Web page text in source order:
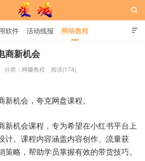

软件 活动线报 网络教程

商新机会
分类： 网赚教程 阅读(174)
机会，夸克网盘课程。
新机会课程，专为希望在小红书平台上
计。课程内容涵盖内容创作、流量获
策略，帮助学员掌握有效的带货技巧。